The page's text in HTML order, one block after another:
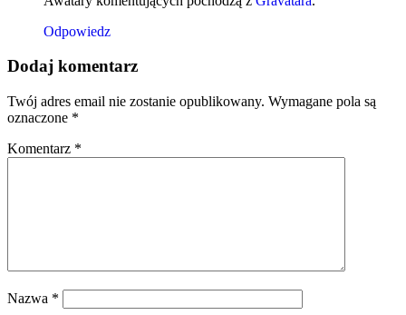
Odpowiedz
Dodaj komentarz
Twój adres email nie zostanie opublikowany. Wymagane pola są
oznaczone *
Komentarz *
Nazwa *